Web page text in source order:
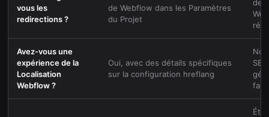
vous les
redirections ?
de Webflow dans les Paramètres
du Projet
de
Avez-vous une
expérience de la
Localisation
Webflow ?
Oui, avec des détails spécifiques
sur la configuration hreflang